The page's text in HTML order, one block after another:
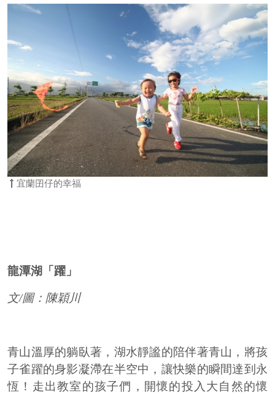
宜蘭囝仔的幸福
龍潭湖「躍」
文/圖：陳穎川
青山溫厚的躺臥著，湖水靜謐的陪伴著青山，將孩
子雀躍的身影凝滯在半空中，讓快樂的瞬間達到永
恆！走出教室的孩子們，開懷的投入大自然的懷